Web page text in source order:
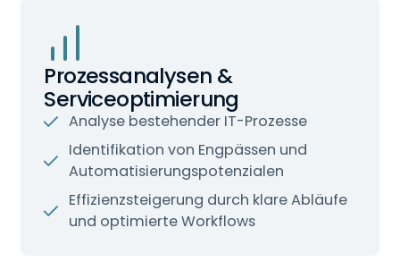
Prozessanalysen &
Serviceoptimierung
Analyse bestehender IT-Prozesse
Identifikation von Engpässen und
Automatisierungspotenzialen
Effizienzsteigerung durch klare Abläufe
und optimierte Workflows